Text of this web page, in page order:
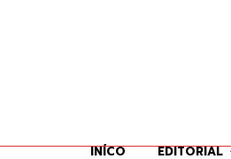
INÍCO EDITORIAL